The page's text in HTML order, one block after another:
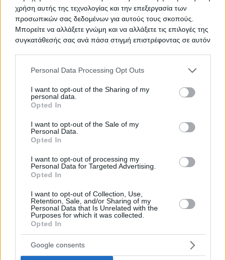
χρήση αυτής της τεχνολογίας και την επεξεργασία των
προσωπικών σας δεδομένων για αυτούς τους σκοπούς.
Μπορείτε να αλλάξετε γνώμη και να αλλάξετε τις επιλογές της
συγκατάθεσής σας ανά πάσα στιγμή επιστρέφοντας σε αυτόν
Please note that this website/app uses one or more Google
not limited to your visit or usage behaviour. You may click to
grant or deny consent to Google and its third-party tags to
use your data for below specified purposes in below Google
consent section.
Personal Data Processing Opt Outs
I want to opt-out of the Sharing of my
personal data.
Opted In
I want to opt-out of the Sale of my
Personal Data.
Opted In
I want to opt-out of processing my
Personal Data for Targeted Advertising.
Opted In
I want to opt-out of Collection, Use,
Retention, Sale, and/or Sharing of my
Personal Data that Is Unrelated with the
Purposes for which it was collected.
Opted In
Google consents
ΤΙΤΛΟΣ
Προμήθεια 15 μηχανών
αιμοκάθαρσης
ΤΙΤΛΟΣ
Προμήθεια επιστημονικού οργάνου
ηλεκτροστατικής ινοποίησης
(Electrospinning)
ΤΙΤΛΟΣ
ΤΙΤΛΟΣ
ΣΥΝΤΗΡΗΣΗΣ ΙΑΤΡΙΚΟΥ
ΕΞΟΠΛΙΣΜΟΥ